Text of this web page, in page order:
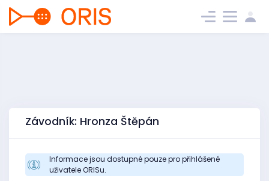
Závodník: Hronza Štěpán
Informace jsou dostupné pouze pro přihlášené
uživatele ORISu.